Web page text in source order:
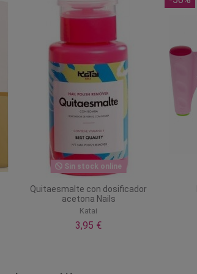
Sin stock online
Quitaesmalte con dosificador
acetona Nails
Katai
3,95 €